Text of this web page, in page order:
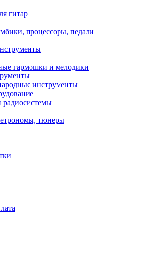
гитар
процессоры, педали
гармошки и мелодики
инструменты
тюнеры